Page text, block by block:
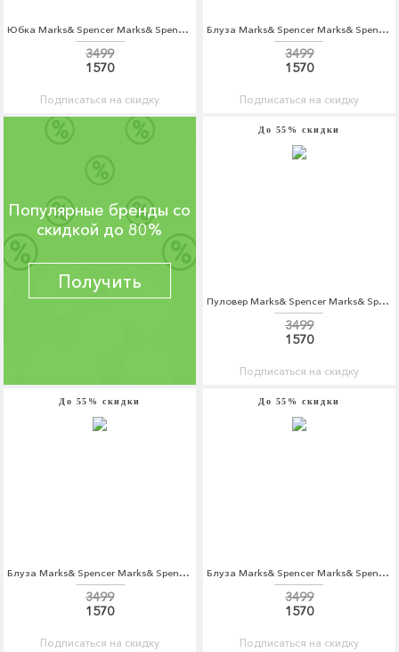
Юбка Marks& Spencer Marks& Spencer MA178EWBVZW4
3499
1570
Подписаться на скидку
Блуза Marks& Spencer Marks& Spencer MA178EWBVZS4
3499
1570
Подписаться на скидку
Популярные бренды со
скидкой до 80%
Получить
До 55% скидки
Пуловер Marks& Spencer Marks& Spencer MA178EWBKWB5
3499
1570
Подписаться на скидку
До 55% скидки
Блуза Marks& Spencer Marks& Spencer MA178EWBVZT0
3499
1570
Подписаться на скидку
До 55% скидки
Блуза Marks& Spencer Marks& Spencer MA178EWBKYW5
3499
1570
Подписаться на скидку